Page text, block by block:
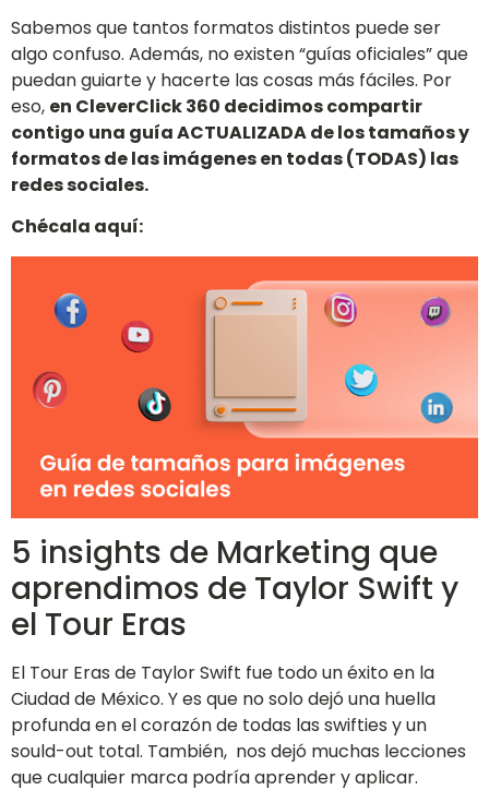
Sabemos que tantos formatos distintos puede ser
algo confuso. Además, no existen “guías oficiales” que
puedan guiarte y hacerte las cosas más fáciles. Por
eso, en CleverClick 360 decidimos compartir
contigo una guía ACTUALIZADA de los tamaños y
formatos de las imágenes en todas (TODAS) las
redes sociales.
Chécala aquí:
5 insights de Marketing que
aprendimos de Taylor Swift y
el Tour Eras
El Tour Eras de Taylor Swift fue todo un éxito en la
Ciudad de México. Y es que no solo dejó una huella
profunda en el corazón de todas las swifties y un
sould-out total. También, nos dejó muchas lecciones
que cualquier marca podría aprender y aplicar.